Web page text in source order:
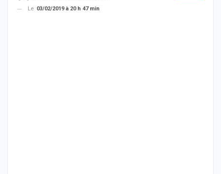
Le 03/02/2019 à 20 h 47 min